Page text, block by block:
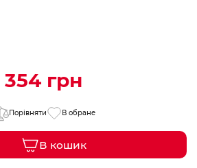
354 грн
Порівняти В обране
В кошик